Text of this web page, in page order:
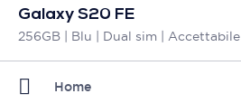
Galaxy S20 FE
256GB | Blu | Dual sim | Accettabile
Home